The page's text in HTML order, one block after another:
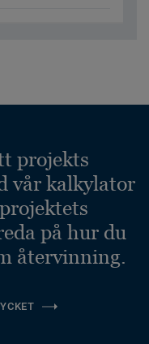
projekts
vår kalkylator
på hur du
återvinning.